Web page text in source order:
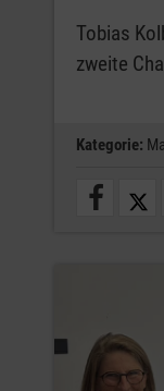
Tobias
zweite
Kategorie: